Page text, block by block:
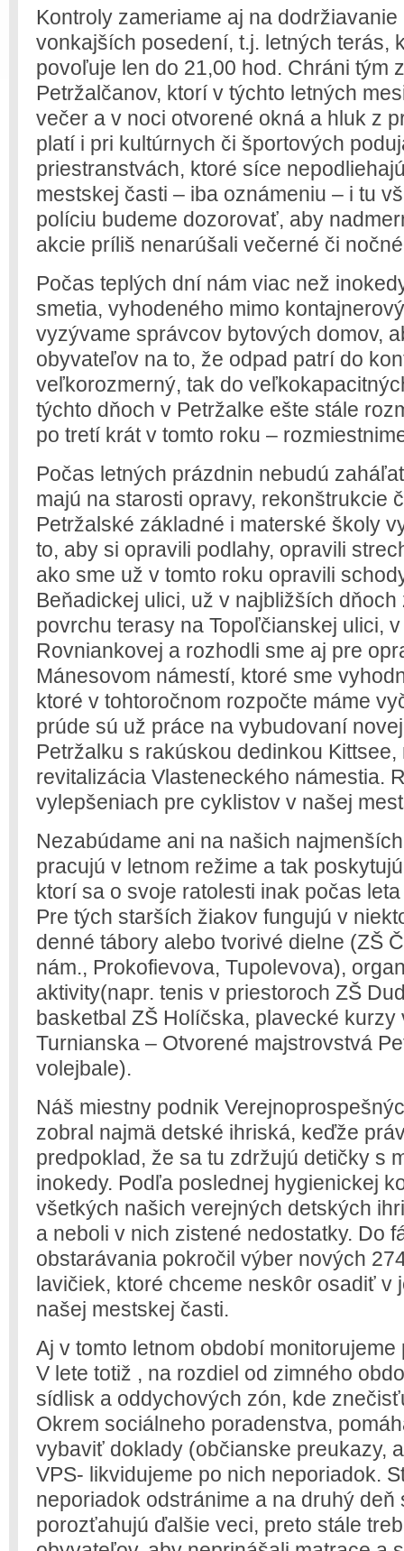
Kontroly zameriame aj na
vonkajších posedení, t.j. letných terás,
povoľuje len do 21,00 hod. Chráni tým
Petržalčanov, ktorí v týchto letných
večer a v noci otvorené okná a hluk z
platí i pri kultúrnych či športových
priestranstvách, ktoré síce
mestskej časti – iba oznámeniu – i tu
políciu budeme dozorovať, aby
akcie príliš nenarúšali večerné či
Počas teplých dní nám viac než
smetia, vyhodeného mimo
vyzývame správcov bytových domov,
obyvateľov na to, že odpad patrí do
veľkorozmerný, tak do
týchto dňoch v Petržalke ešte stále
po tretí krát v tomto roku –
Počas letných prázdnin nebudú
majú na starosti opravy, rekonštrukcie
Petržalské základné i materské školy
to, aby si opravili podlahy, opravili
ako sme už v tomto roku opravili
Beňadickej ulici, už v najbližších
povrchu terasy na Topoľčianskej ulici,
Rovniankovej a rozhodli sme aj pre
Mánesovom námestí, ktoré sme
ktoré v tohtoročnom rozpočte máme
prúde sú už práce na vybudovaní
Petržalku s rakúskou dedinkou
revitalizácia Vlasteneckého námestia.
vylepšeniach pre cyklistov v našej
Nezabúdame ani na našich
pracujú v letnom režime a tak
ktorí sa o svoje ratolesti inak počas
Pre tých starších žiakov fungujú v
denné tábory alebo tvorivé dielne (ZŠ
nám., Prokofievova, Tupolevova),
aktivity(napr. tenis v priestoroch ZŠ
basketbal ZŠ Holíčska, plavecké kurzy
Turnianska – Otvorené majstrovstvá
volejbale).
Náš miestny podnik
zobral najmä detské ihriská, keďže
predpoklad, že sa tu zdržujú detičky s
inokedy. Podľa poslednej hygienickej
všetkých našich verejných detských
a neboli v nich zistené nedostatky. Do
obstarávania pokročil výber nových
lavičiek, ktoré chceme neskôr osadiť v
našej mestskej časti.
Aj v tomto letnom období
V lete totiž , na rozdiel od zimného
sídlisk a oddychových zón, kde
Okrem sociálneho poradenstva,
vybaviť doklady (občianske preukazy,
VPS- likvidujeme po nich neporiadok.
neporiadok odstránime a na druhý deň
porozťahujú ďalšie veci, preto stále